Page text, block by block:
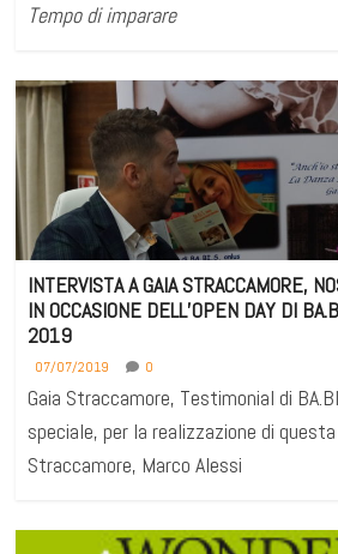
Tempo di imparare
INTERVISTA A GAIA STRACCAMORE,
IN OCCASIONE DELL’OPEN DAY DI
2019
07/07/2019 0
Gaia Straccamore, Testimonial di
speciale, per la realizzazione di
Straccamore, Marco Alessi